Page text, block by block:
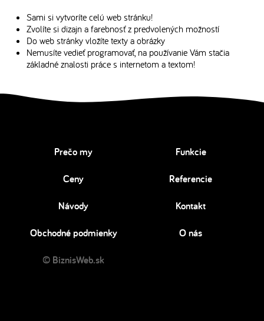
Sami si vytvoríte celú web stránku!
Zvolíte si dizajn a farebnosť z predvolených možností
Do web stránky vložíte texty a obrázky
Nemusíte vedieť programovať, na používanie Vám stačia
základné znalosti práce s internetom a textom!
Prečo my Funkcie
Ceny Referencie
Návody Kontakt
Obchodné podmienky O nás
© BiznisWeb.sk